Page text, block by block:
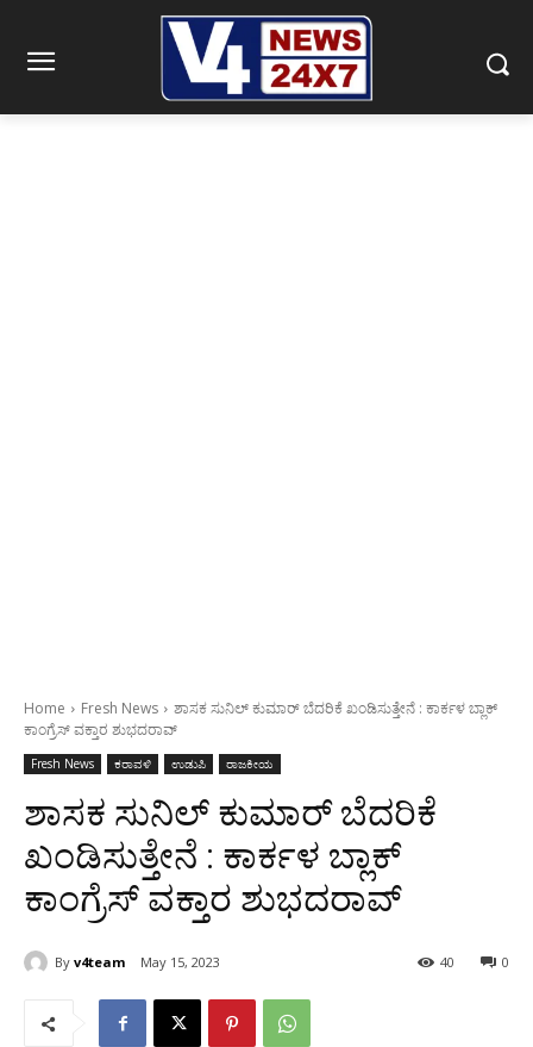
Home Fresh News
ಶಾಸಕ ಸುನಿಲ್ ಕುಮಾರ್ ಬೆದರಿಕೆ ಖಂಡಿಸುತ್ತೇನೆ : ಕಾರ್ಕಳ ಬ್ಲಾಕ್
ಕಾಂಗ್ರೆಸ್ ವಕ್ತಾರ ಶುಭದರಾವ್
Fresh News ಕರಾವಳಿ ಉಡುಪಿ ರಾಜಕೀಯ
ಶಾಸಕ ಸುನಿಲ್ ಕುಮಾರ್ ಬೆದರಿಕೆ
ಖಂಡಿಸುತ್ತೇನೆ : ಕಾರ್ಕಳ ಬ್ಲಾಕ್
ಕಾಂಗ್ರೆಸ್ ವಕ್ತಾರ ಶುಭದರಾವ್
By v4team May 15, 2023 0
40